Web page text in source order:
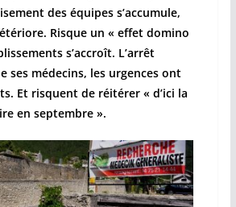
des équipes s’accumule,
Risque un « effet domino
s’accroît. L’arrêt
ses médecins, les urgences ont
Et risquent de réitérer « d’ici la
en septembre ».